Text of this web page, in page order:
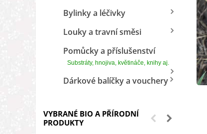
Bylinky a léčivky
Louky a travní směsi
Pomůcky a příslušenství
Substráty, hnojiva, květináče, knihy aj.
Dárkové balíčky a vouchery
VYBRANÉ BIO A PŘÍRODNÍ
PRODUKTY